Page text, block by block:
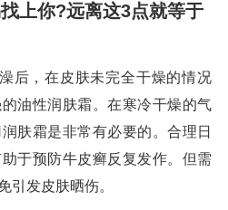
上你?远离这3点就等于
后，在皮肤未完全干燥的情况
油性润肤霜。在寒冷干燥的气
肤霜是非常有必要的。合理日
于预防牛皮癣反复发作。但需
引发皮肤晒伤。